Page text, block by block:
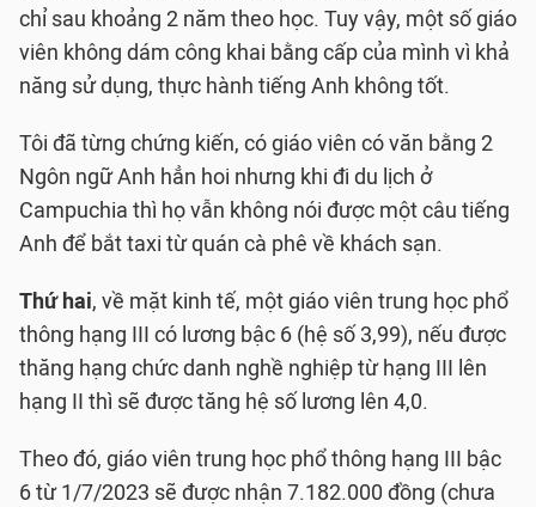
chỉ sau khoảng 2 năm theo học. Tuy vậy, một số giáo
viên không dám công khai bằng cấp của mình vì khả
năng sử dụng, thực hành tiếng Anh không tốt.
Tôi đã từng chứng kiến, có giáo viên có văn bằng 2
Ngôn ngữ Anh hẳn hoi nhưng khi đi du lịch ở
Campuchia thì họ vẫn không nói được một câu tiếng
Anh để bắt taxi từ quán cà phê về khách sạn.
Thứ hai, về mặt kinh tế, một giáo viên trung học phổ
thông hạng III có lương bậc 6 (hệ số 3,99), nếu được
thăng hạng chức danh nghề nghiệp từ hạng III lên
hạng II thì sẽ được tăng hệ số lương lên 4,0.
Theo đó, giáo viên trung học phổ thông hạng III bậc
6 từ 1/7/2023 sẽ được nhận 7.182.000 đồng (chưa